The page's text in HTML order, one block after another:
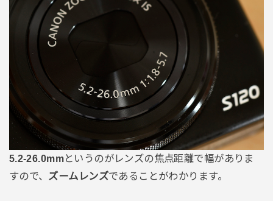
5.2-26.0mmというのがレンズの焦点距離で幅がありま
すので、 ズームレンズであることがわかります。